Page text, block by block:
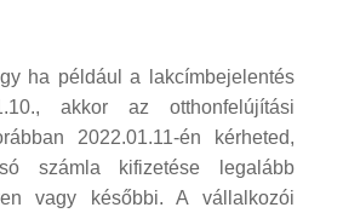
ha például a lakcímbejelentés
akkor az otthonfelújítási
2022.01.11-én kérheted,
számla kifizetése legalább
vagy későbbi. A vállalkozói